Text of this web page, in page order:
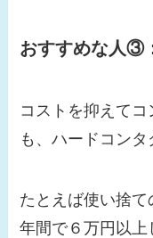
おすすめな人③
コストを抑えて
も、ハードコンタ
たとえば使い捨て
年間で６万円以上